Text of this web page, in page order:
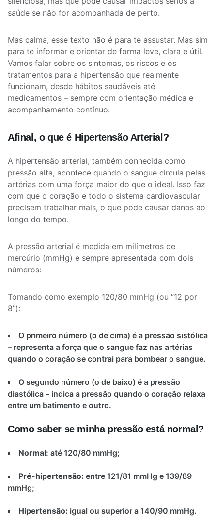
saúde se não for acompanhada de perto.
Mas calma, esse texto não é para te assustar. Mas sim
para te informar e orientar de forma leve, clara e útil.
Vamos falar sobre os sintomas, os riscos e os
tratamentos para a hipertensão que realmente
funcionam, desde hábitos saudáveis até
medicamentos – sempre com orientação médica e
acompanhamento contínuo.
Afinal, o que é Hipertensão Arterial?
A hipertensão arterial, também conhecida como
pressão alta, acontece quando o sangue circula pelas
artérias com uma força maior do que o ideal. Isso faz
com que o coração e todo o sistema cardiovascular
precisem trabalhar mais, o que pode causar danos ao
longo do tempo.
A pressão arterial é medida em milímetros de
mercúrio (mmHg) e sempre apresentada com dois
números:
Tomando como exemplo 120/80 mmHg (ou “12 por
8”):
O primeiro número (o de cima) é a pressão sistólica
– representa a força que o sangue faz nas artérias
quando o coração se contrai para bombear o sangue.
O segundo número (o de baixo) é a pressão
diastólica – indica a pressão quando o coração relaxa
entre um batimento e outro.
Como saber se minha pressão está normal?
Normal: até 120/80 mmHg;
Pré-hipertensão: entre 121/81 mmHg e 139/89
mmHg;
Hipertensão: igual ou superior a 140/90 mmHg.